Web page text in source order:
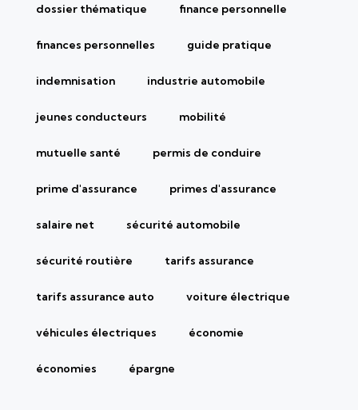
dossier thématique finance personnelle
finances personnelles guide pratique
indemnisation industrie automobile
jeunes conducteurs mobilité
mutuelle santé permis de conduire
prime d'assurance primes d'assurance
salaire net sécurité automobile
sécurité routière tarifs assurance
tarifs assurance auto voiture électrique
véhicules électriques économie
économies épargne